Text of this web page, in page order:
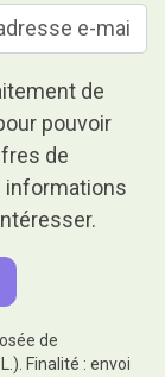
de
pouvoir
de
informations
de
Finalité : envoi